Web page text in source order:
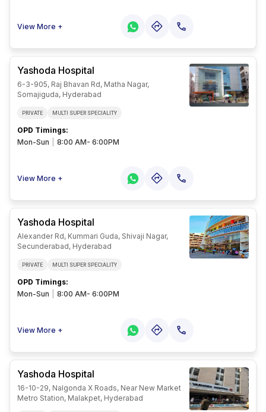
View More +
Yashoda Hospital
6-3-905, Raj Bhavan Rd, Matha Nagar,
Somajiguda, Hyderabad
PRIVATE MULTI SUPER SPECIALITY
OPD Timings:
Mon-Sun
8:00 AM- 6:00PM
View More +
Yashoda Hospital
Alexander Rd, Kummari Guda, Shivaji Nagar,
Secunderabad, Hyderabad
PRIVATE MULTI SUPER SPECIALITY
OPD Timings:
Mon-Sun
8:00 AM- 6:00PM
View More +
Yashoda Hospital
16-10-29, Nalgonda X Roads, Near New Market
Metro Station, Malakpet, Hyderabad